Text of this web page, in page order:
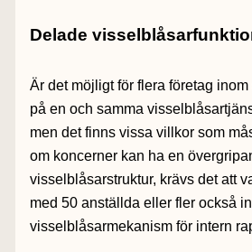
Delade
Är det möjligt för flera företag
på en och samma
men det finns vissa villkor som
om koncerner kan ha en
visselblåsarstruktur, krävs det att
med 50 anställda eller fler också
visselblåsarmekanism för intern